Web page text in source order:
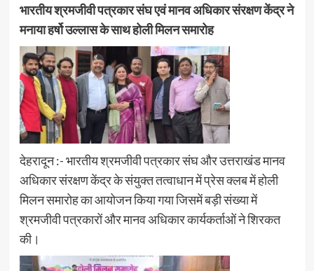
भारतीय श्रमजीवी पत्रकार संघ एवं मानव अधिकार संरक्षण केंद्र ने
मनाया हर्षो उल्लास के साथ होली मिलन समारोह
देहरादून :- भारतीय श्रमजीवी पत्रकार संघ और उत्तराखंड मानव
अधिकार संरक्षण केंद्र के संयुक्त तत्वाधान में प्रेस क्लब में होली
मिलन समारोह का आयोजन किया गया जिसमें बड़ी संख्या में
श्रमजीवी पत्रकारों और मानव अधिकार कार्यकर्ताओं ने शिरकत
की।